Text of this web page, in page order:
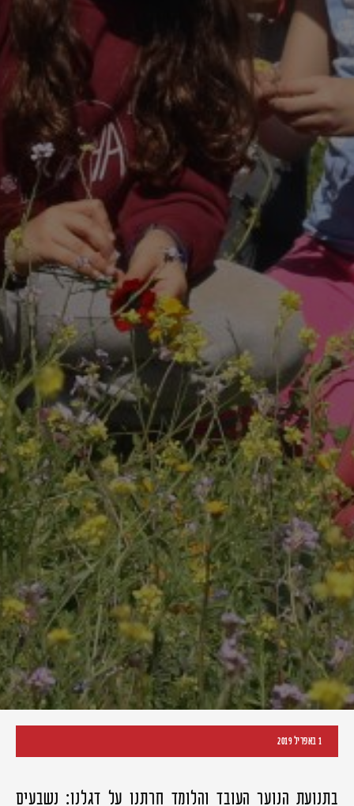
1 באפריל 2019
בתנועת הנוער העובד והלומד חרתנו על דגלנו: נשבעים